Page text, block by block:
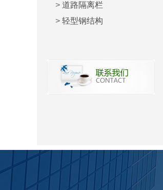
> 道路隔离栏
> 轻型钢结构